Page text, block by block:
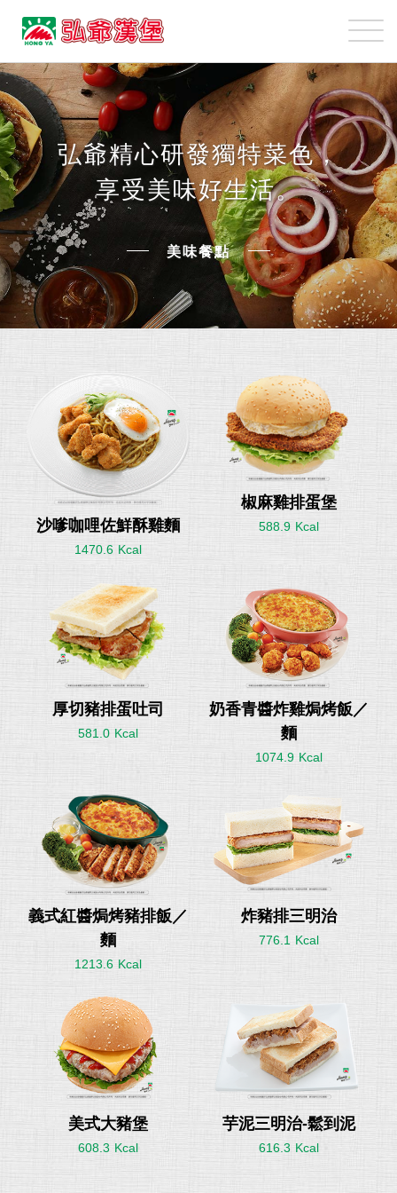
弘
爺
國
際
企
業
股
份
有
限
公
司
美
味
餐
點
弘爺精心研發獨特菜色，
享受美味好生活。
美味餐點
沙嗲咖哩佐鮮酥雞麵
1470.6
椒麻雞排蛋堡
588.9
厚切豬排蛋吐司
581.0
奶香青醬炸雞焗烤飯／
麵
1074.9
義式紅醬焗烤豬排飯／
麵
1213.6
炸豬排三明治
776.1
美式大豬堡
608.3
芋泥三明治-鬆到泥
616.3